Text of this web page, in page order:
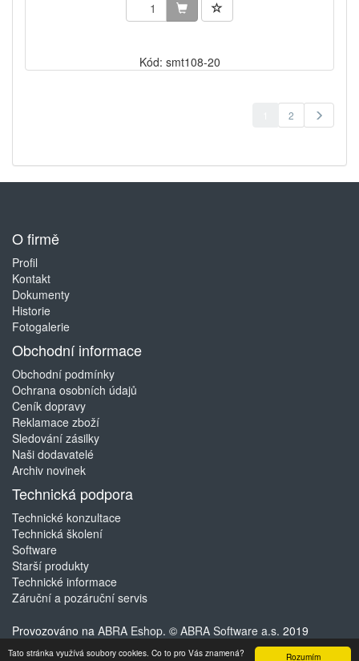
Rozumím
Tato stránka využívá soubory cookies. Co to pro Vás znamená?
Kód: smt108-20
2
O firmě
Profil
Kontakt
Dokumenty
Historie
Fotogalerie
Obchodní informace
Obchodní podmínky
Ochrana osobních údajů
Ceník dopravy
Reklamace zboží
Sledování zásilky
Naši dodavatelé
Archiv novinek
Technická podpora
Technické konzultace
Technická školení
Software
Starší produkty
Technické informace
Záruční a pozáruční servis
Provozováno na ABRA Eshop. © ABRA Software a.s. 2019